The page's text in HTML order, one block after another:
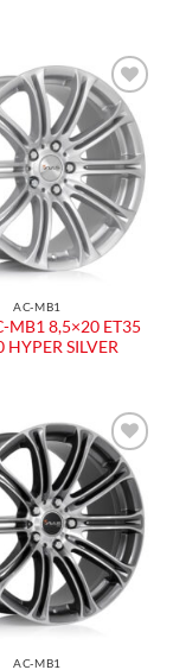
Aggiungi
alla lista
dei
desideri
AC-MB1
MB1 8,5×20 ET35
HYPER SILVER
Aggiungi
alla lista
dei
desideri
AC-MB1